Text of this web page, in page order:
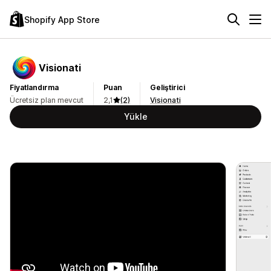
Shopify App Store
Visionati
Fiyatlandırma
Ücretsiz plan mevcut
Puan
2,1
(2)
Geliştirici
Visionati
Yükle